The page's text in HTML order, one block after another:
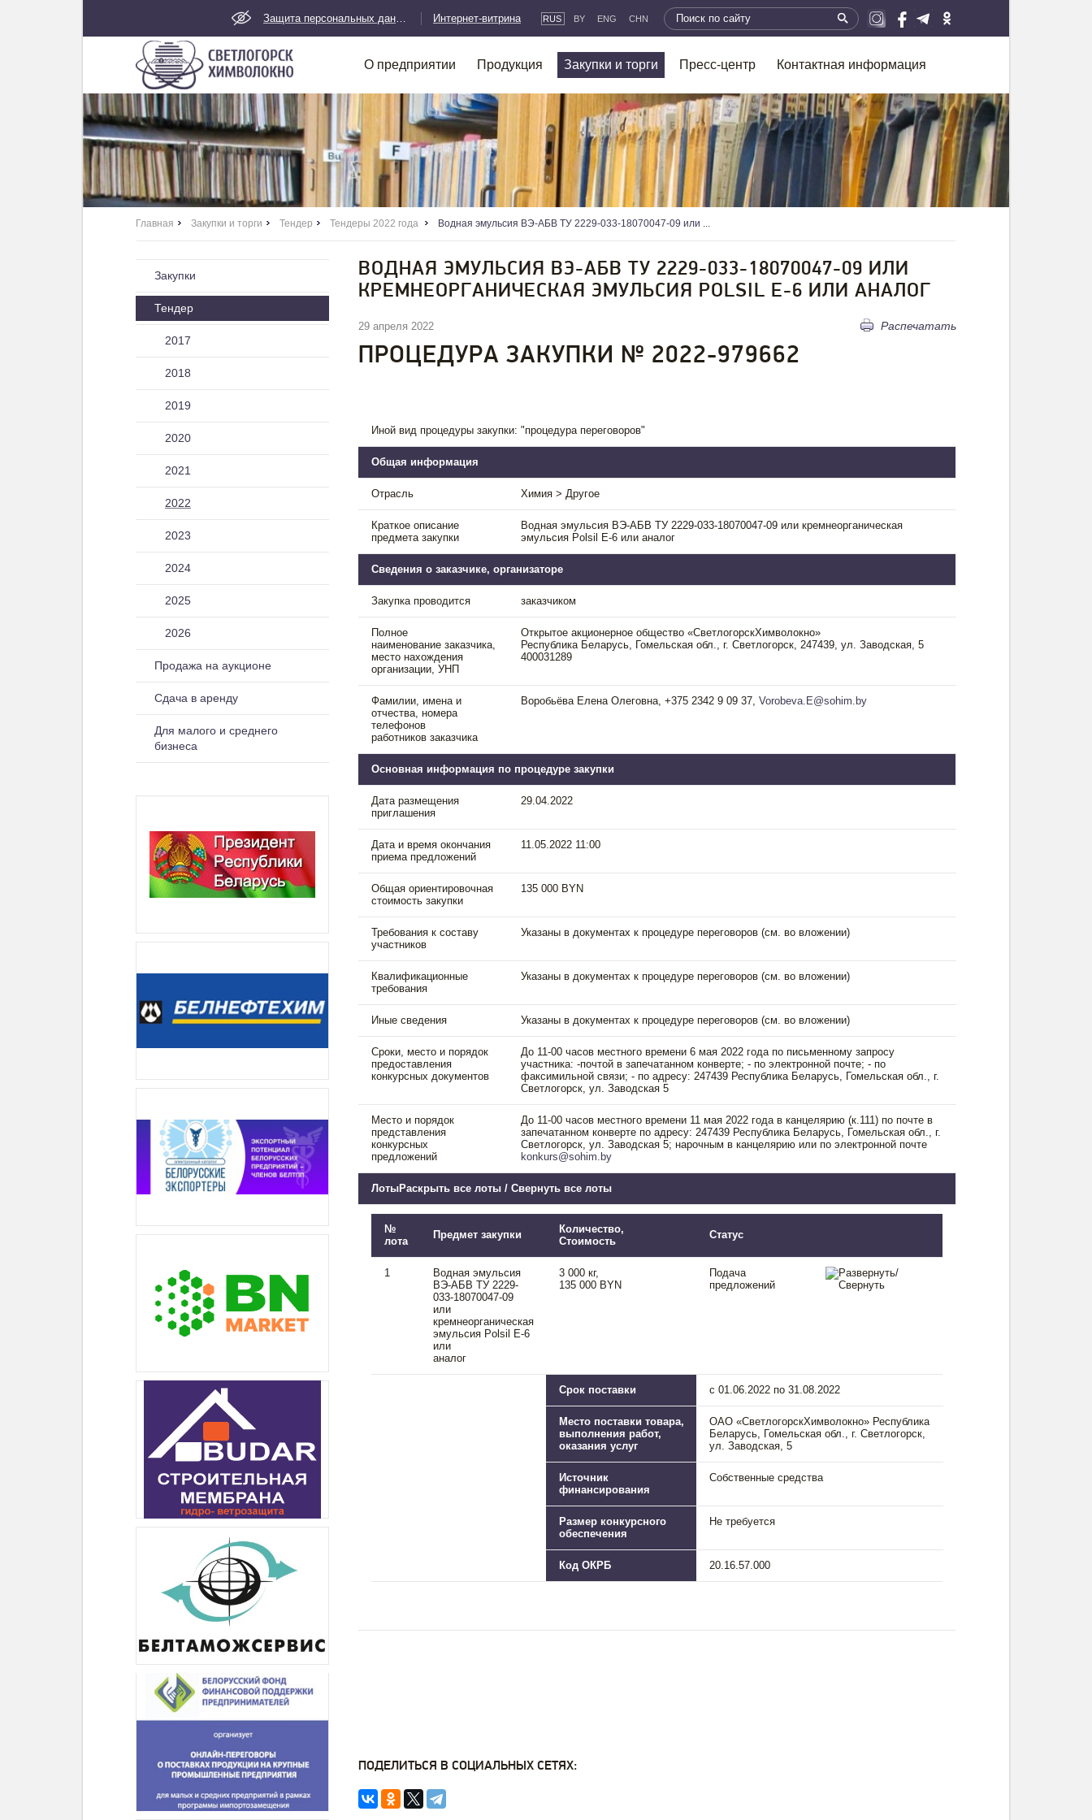
Интернет-витрина RUS BY ENG CHN
O предприятии Продукция Закупки и торги Пресс-центр Контактная информация
Главная Закупки и торги Тендер Тендеры 2022 года Водная эмульсия ВЭ-АБВ ТУ 2229-033-18070047-09 или ...
Закупки
Тендер
2017
2018
2019
2020
2021
2022
2023
2024
2025
2026
Продажа на аукционе
Сдача в аренду
Для малого и среднего
бизнеса
ВОДНАЯ ЭМУЛЬСИЯ ВЭ-АБВ ТУ 2229-033-18070047-09 ИЛИ
КРЕМНЕОРГАНИЧЕСКАЯ ЭМУЛЬСИЯ POLSIL E-6 ИЛИ АНАЛОГ
29 апреля 2022 Распечатать
ПРОЦЕДУРА ЗАКУПКИ № 2022-979662
Иной вид процедуры закупки: "процедура переговоров"
Общая информация
Отрасль Химия > Другое
Краткое описание
предмета закупки
Водная эмульсия ВЭ-АБВ ТУ 2229-033-18070047-09 или кремнеорганическая
эмульсия Polsil E-6 или аналог
Сведения о заказчике, организаторе
Закупка проводится заказчиком
Полное
наименование заказчика,
место нахождения
организации, УНП
Открытое акционерное общество «СветлогорскХимволокно»
Республика Беларусь, Гомельская обл., г. Светлогорск, 247439, ул. Заводская, 5
400031289
Фамилии, имена и
отчества, номера
телефонов
работников заказчика
Воробьёва Елена Олеговна, +375 2342 9 09 37, Vorobeva.E@sohim.by
Основная информация по процедуре закупки
Дата размещения
приглашения
29.04.2022
Дата и время окончания
приема предложений
11.05.2022 11:00
Общая ориентировочная
стоимость закупки
135 000 BYN
Требования к составу
участников
Указаны в документах к процедуре переговоров (см. во вложении)
Квалификационные
требования
Указаны в документах к процедуре переговоров (см. во вложении)
Иные сведения Указаны в документах к процедуре переговоров (см. во вложении)
Сроки, место и порядок
предоставления
конкурсных документов
До 11-00 часов местного времени 6 мая 2022 года по письменному запросу
участника: -почтой в запечатанном конверте; - по электронной почте; - по
факсимильной связи; - по адресу: 247439 Республика Беларусь, Гомельская обл., г.
Светлогорск, ул. Заводская 5
Место и порядок
представления
конкурсных
предложений
До 11-00 часов местного времени 11 мая 2022 года в канцелярию (к.111) по почте в
запечатанном конверте по адресу: 247439 Республика Беларусь, Гомельская обл., г.
Светлогорск, ул. Заводская 5; нарочным в канцелярию или по электронной почте
konkurs@sohim.by
ЛотыРаскрыть все лоты / Свернуть все лоты
№
лота
Предмет закупки
Количество,
Cтоимость
Статус
1
Водная эмульсия
ВЭ-АБВ ТУ 2229-
033-18070047-09
или
кремнеорганическая
эмульсия Polsil E-6
или
аналог
3 000 кг,
135 000 BYN
Подача
предложений
Срок поставки c 01.06.2022 по 31.08.2022
Место поставки товара,
выполнения работ,
оказания услуг
ОАО «СветлогорскХимволокно» Республика
Беларусь, Гомельская обл., г. Светлогорск,
ул. Заводская, 5
Источник
финансирования
Собственные средства
Размер конкурсного
обеспечения
Не требуется
Код ОКРБ 20.16.57.000
ПОДЕЛИТЬСЯ В СОЦИАЛЬНЫХ СЕТЯХ: